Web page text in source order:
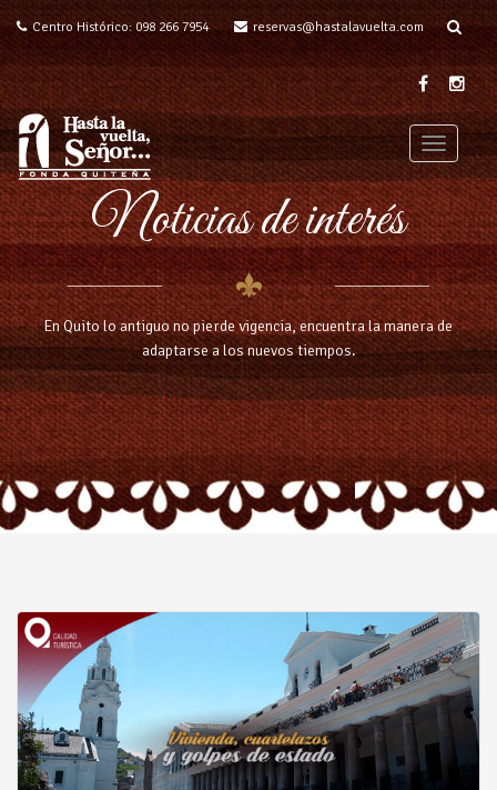
Centro Histórico: 098 266 7954 reservas@hastalavuelta.com
T
o
g
g
l
e
n
a
v
g
a
t
i
o
n
Noticias de interés
En Quito lo antiguo no pierde vigencia, encuentra la manera de
adaptarse a los nuevos tiempos.